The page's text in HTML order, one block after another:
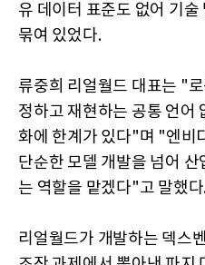
유 데이터 표준도 없어 기술
묶여 있었다.
류중희 리얼월드 대표는 "
정하고 재현하는 공통 언어
화에 한계가 있다"며 "엔비
단순한 모델 개발을 넘어
는 역할을 맡겠다"고 말했
리얼월드가 개발하는 덱스